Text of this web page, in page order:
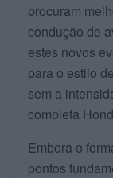
procuram
condução de
estes novos
para o estilo
sem a
completa
Embora o
pontos